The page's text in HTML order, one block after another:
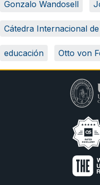
Gonzalo Wandosell
Cátedra Internacional
educación Otto von